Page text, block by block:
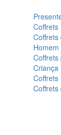
Coffrets
Coffrets
Homem
Coffrets
Criança
Coffrets